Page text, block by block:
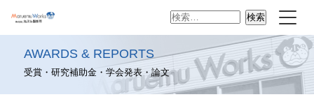
検
AWARDS & REPORTS
受賞・研究補助金・学会発表・論文